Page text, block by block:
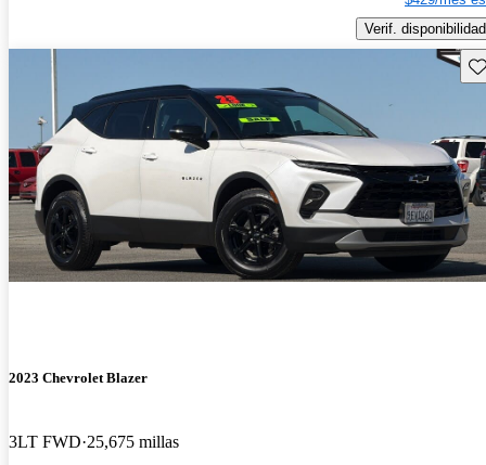
Verif. disponibilidad
2023 Chevrolet Blazer
3LT FWD 25,675 millas